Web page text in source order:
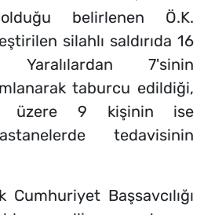
belirlenen Ö.K.
silahlı saldırıda 16
7'sinin
taburcu edildiği,
üzere 9 kişinin ise
tedavisinin
Başsavcılığı